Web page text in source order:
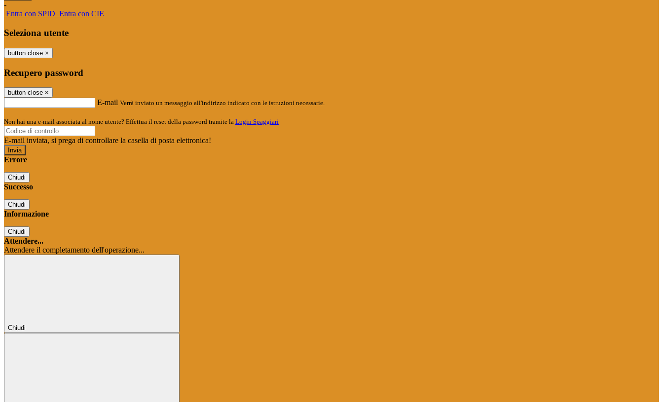
-
Entra con SPID Entra con CIE
Seleziona utente
button close ×
Recupero password
button close ×
E-mail Verrà inviato un messaggio all'indirizzo indicato con le istruzioni necessarie.
Non hai una e-mail associata al nome utente? Effettua il reset della password tramite la Login Spaggiari
E-mail inviata, si prega di controllare la casella di posta elettronica!
Errore
Chiudi
Successo
Chiudi
Informazione
Chiudi
Attendere...
Attendere il completamento dell'operazione...
Chiudi